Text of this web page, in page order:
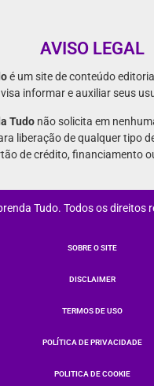
AVISO LEGAL
é um site de conteúdo
visa informar e auxiliar seus
Tudo não solicita em
liberação de qualquer tipo
de crédito, financiamento
Tudo. Todos os direitos
SOBRE O SITE
DISCLAIMER
TERMOS DE USO
POLÍTICA DE PRIVACIDADE
POLITICA DE COOKIE